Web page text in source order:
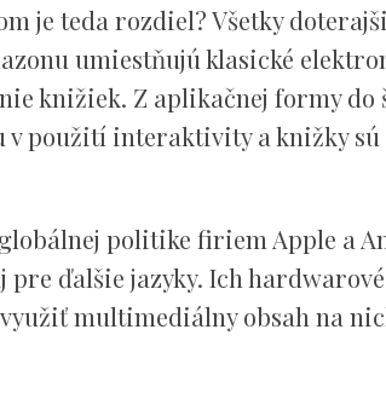
je teda rozdiel? Všetky
umiestňujú klasické
knižiek. Z aplikačnej formy do
použití interaktivity a knižky sú
politike firiem Apple a
ďalšie jazyky. Ich
multimediálny obsah na